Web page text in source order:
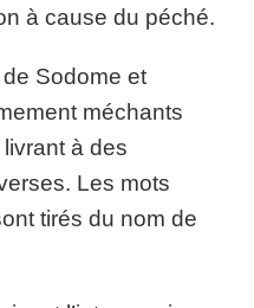
à cause du péché.
Sodome et
méchants
à des
Les mots
tirés du nom de